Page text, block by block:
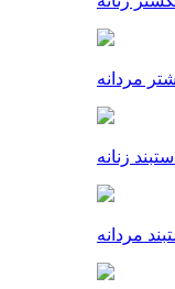
مردانه
زنانه
مردانه